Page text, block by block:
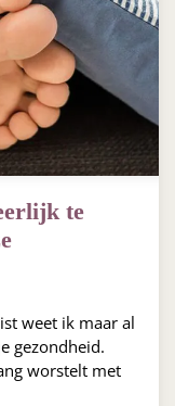
te
weet ik maar al
gezondheid.
worstelt met